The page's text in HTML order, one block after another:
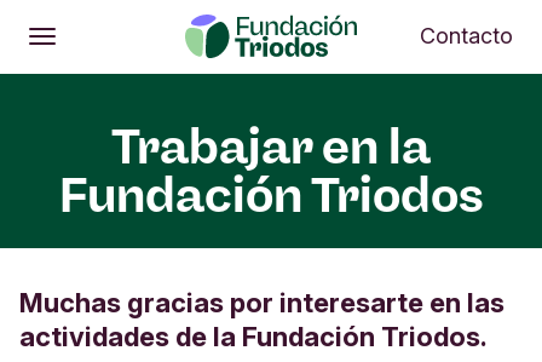
Abrir
Menú principal
Abrir
Contacto
Trabajar en la
Fundación Triodos
Muchas gracias por interesarte en las
actividades de la Fundación Triodos.